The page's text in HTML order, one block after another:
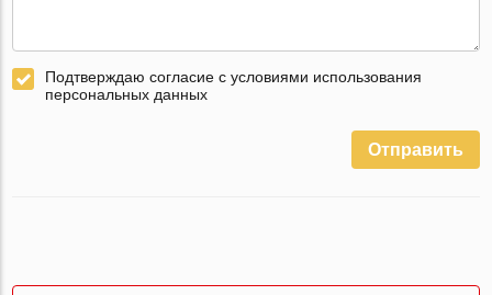
Подтверждаю согласие с условиями использования
персональных данных
Отправить